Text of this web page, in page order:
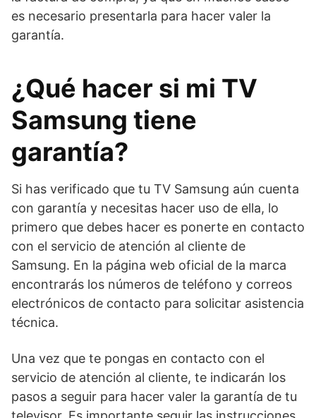
es necesario presentarla para hacer valer la
garantía.
¿Qué hacer si mi TV
Samsung tiene
garantía?
Si has verificado que tu TV Samsung aún cuenta
con garantía y necesitas hacer uso de ella, lo
primero que debes hacer es ponerte en contacto
con el servicio de atención al cliente de
Samsung. En la página web oficial de la marca
encontrarás los números de teléfono y correos
electrónicos de contacto para solicitar asistencia
técnica.
Una vez que te pongas en contacto con el
servicio de atención al cliente, te indicarán los
pasos a seguir para hacer valer la garantía de tu